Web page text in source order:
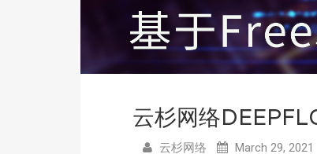
云杉网络
云杉网络 March 29, 2021